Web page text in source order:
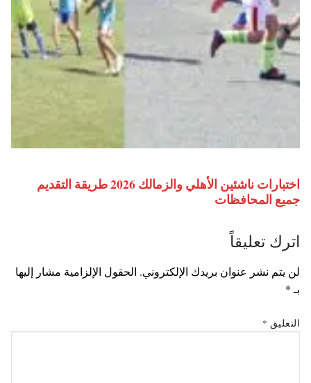
اختبارات ناشئين الأهلي والزمالك 2026 طريقة التقديم
جميع المحافظات
اترك تعليقاً
لن يتم نشر عنوان بريدك الإلكتروني. الحقول الإلزامية مشار إليها
بـ *
التعليق *